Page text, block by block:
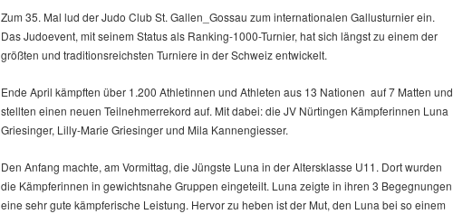
Zum 35. Mal lud der Judo Club St. Gallen_Gossau zum internationalen Gallusturnier ein.
Das Judoevent, mit seinem Status als Ranking-1000-Turnier, hat sich längst zu einem der
größten und traditionsreichsten Turniere in der Schweiz entwickelt.
Ende April kämpften über 1.200 Athletinnen und Athleten aus 13 Nationen auf 7 Matten und
stellten einen neuen Teilnehmerrekord auf. Mit dabei: die JV Nürtingen Kämpferinnen Luna
Griesinger, Lilly-Marie Griesinger und Mila Kannengiesser.
Den Anfang machte, am Vormittag, die Jüngste Luna in der Altersklasse U11. Dort wurden
die Kämpferinnen in gewichtsnahe Gruppen eingeteilt. Luna zeigte in ihren 3 Begegnungen
eine sehr gute kämpferische Leistung. Hervor zu heben ist der Mut, den Luna bei so einem